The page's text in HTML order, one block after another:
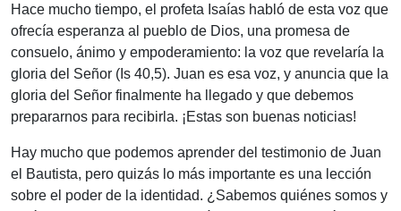
Hace mucho tiempo, el profeta Isaías habló de esta voz que
ofrecía esperanza al pueblo de Dios, una promesa de
consuelo, ánimo y empoderamiento: la voz que revelaría la
gloria del Señor (Is 40,5). Juan es esa voz, y anuncia que la
gloria del Señor finalmente ha llegado y que debemos
prepararnos para recibirla. ¡Estas son buenas noticias!
Hay mucho que podemos aprender del testimonio de Juan
el Bautista, pero quizás lo más importante es una lección
sobre el poder de la identidad. ¿Sabemos quiénes somos y